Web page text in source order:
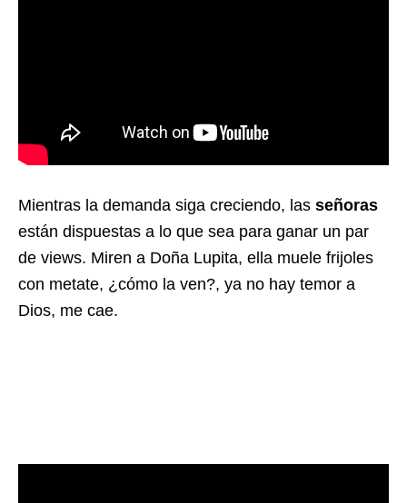
Mientras la demanda siga creciendo, las señoras
están dispuestas a lo que sea para ganar un par
de views. Miren a Doña Lupita, ella muele frijoles
con metate, ¿cómo la ven?, ya no hay temor a
Dios, me cae.